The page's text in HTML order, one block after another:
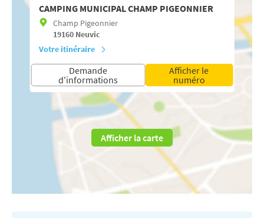
CAMPING MUNICIPAL CHAMP PIGEONNIER
Champ Pigeonnier
19160 Neuvic
Votre itinéraire
Demande
d'informations
Afficher le
numéro
Afficher la carte